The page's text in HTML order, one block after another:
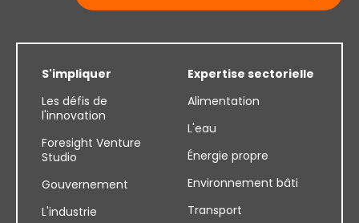
S'impliquer
Les défis de
l'innovation
Foresight Venture
Studio
Gouvernement
L'industrie
Expertise sectorielle
Alimentation
L'eau
Énergie propre
Environnement bâti
Transport